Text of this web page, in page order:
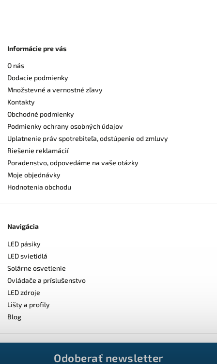
Informácie pre vás
O nás
Dodacie podmienky
Množstevné a vernostné zľavy
Kontakty
Obchodné podmienky
Podmienky ochrany osobných údajov
Uplatnenie práv spotrebiteľa, odstúpenie od zmluvy
Riešenie reklamácií
Poradenstvo, odpovedáme na vaše otázky
Moje objednávky
Hodnotenia obchodu
Navigácia
LED pásiky
LED svietidlá
Solárne osvetlenie
Ovládače a príslušenstvo
LED zdroje
Lišty a profily
Blog
Odoberať newsletter